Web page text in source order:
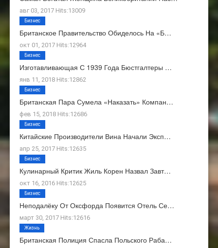
авг 03, 2017 Hits:13009
Британское Правительство Обиделось На «Б…
окт 01, 2017 Hits:12964
Бизнес
Изготавливающая С 1939 Года Бюстгалтеры …
янв 11, 2018 Hits:12862
Бизнес
Британская Пара Сумела «наказать» Компан…
фев 15, 2018 Hits:12686
Бизнес
Китайские Производители Вина Начали Эксп…
апр 25, 2017 Hits:12635
Бизнес
Кулинарный Критик Жиль Корен Назвал Завт…
окт 16, 2016 Hits:12625
Бизнес
Неподалёку От Оксфорда Появится Отель Се…
март 30, 2017 Hits:12616
Бизнес
Британская Полиция Спасла Польского Раба…
Жизнь